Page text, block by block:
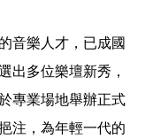
音樂人才，已成國
出多位樂壇新秀，
專業場地舉辦正式
注，為年輕一代的